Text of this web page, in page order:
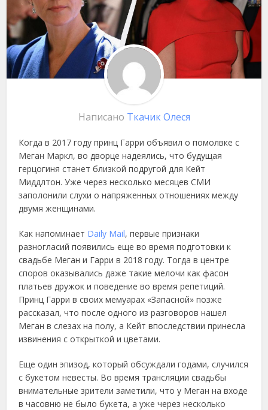
Написано Ткачик Олеся
Когда в 2017 году принц Гарри объявил о помолвке с
Меган Маркл, во дворце надеялись, что будущая
герцогиня станет близкой подругой для Кейт
Миддлтон. Уже через несколько месяцев СМИ
заполонили слухи о напряженных отношениях между
двумя женщинами.
Как напоминает Daily Mail, первые признаки
разногласий появились еще во время подготовки к
свадьбе Меган и Гарри в 2018 году. Тогда в центре
споров оказывались даже такие мелочи как фасон
платьев дружок и поведение во время репетиций.
Принц Гарри в своих мемуарах «Запасной» позже
рассказал, что после одного из разговоров нашел
Меган в слезах на полу, а Кейт впоследствии принесла
извинения с открыткой и цветами.
Еще один эпизод, который обсуждали годами, случился
с букетом невесты. Во время трансляции свадьбы
внимательные зрители заметили, что у Меган на входе
в часовню не было букета, а уже через несколько